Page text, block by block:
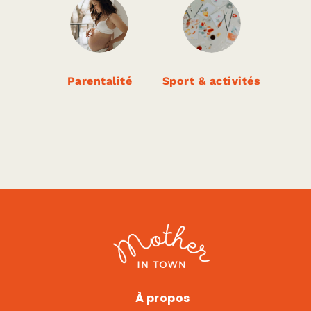
Mama Shelter
Parentalité Sport & activités
À propos